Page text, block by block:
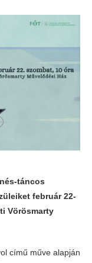
táncos
február 22-
Vörösmarty
című műve alapján